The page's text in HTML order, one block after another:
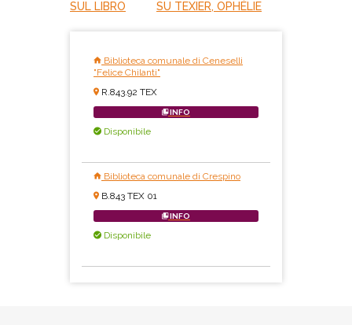
SUL LIBRO
SU TEXIER, OPHÉLIE
Biblioteca comunale di Ceneselli
"Felice Chilanti"
R.843.92 TEX
INFO
Disponibile
Biblioteca comunale di Crespino
B.843 TEX 01
INFO
Disponibile